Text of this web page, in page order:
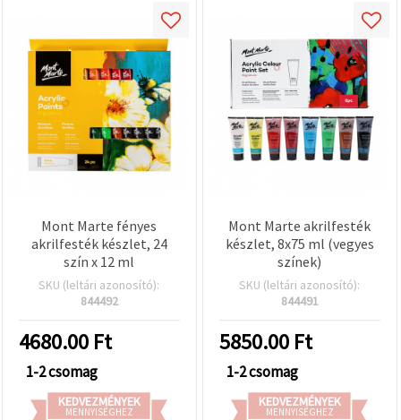
Mont Marte fényes
akrilfesték készlet, 24
szín x 12 ml
SKU (leltári azonosító):
844492
4680.00 Ft
1-2 csomag
KEDVEZMÉNYEK
MENNYISÉGHEZ
Mont Marte akrilfesték
készlet, 8x75 ml (vegyes
színek)
SKU (leltári azonosító):
844491
5850.00 Ft
1-2 csomag
KEDVEZMÉNYEK
MENNYISÉGHEZ